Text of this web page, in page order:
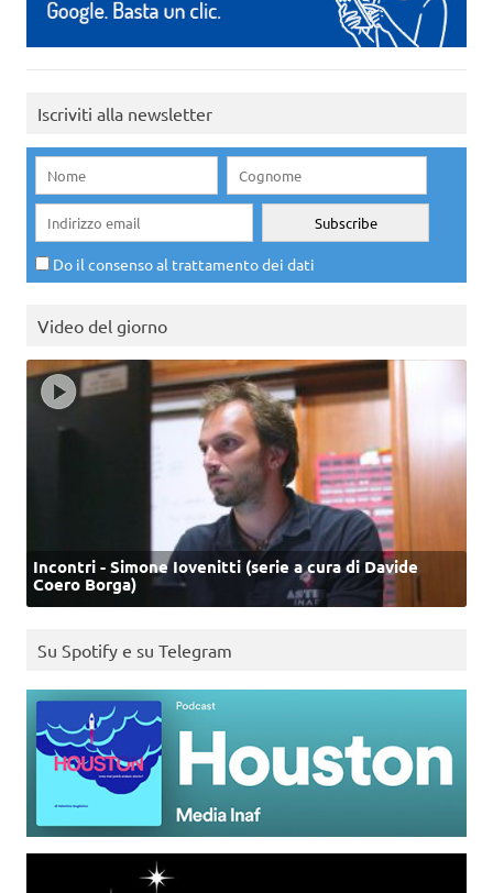
Iscriviti alla newsletter
Do il consenso al trattamento dei dati
Video del giorno
Incontri - Simone Iovenitti (serie a cura di Davide
Coero Borga)
Su Spotify e su Telegram